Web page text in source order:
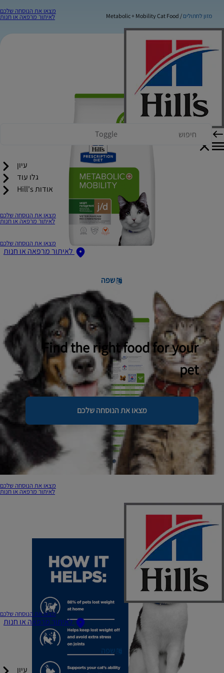
מצאו את הנוסחה שלכם
לאיתור מרפאה או חנות
Toggle
עיון
גלו עוד
אודות Hill's
מצאו את הנוסחה שלכם
לאיתור מרפאה או חנות
מצאו את הנוסחה שלכם
לאיתור מרפאה או חנות
שפה
Find the right food for your
pet
מצאו את הנוסחה שלכם
מצאו את הנוסחה שלכם
לאיתור מרפאה או חנות
מצאו את הנוסחה שלכם
לאיתור מרפאה או חנות
שפה
עיון
מזון לחתולים Metabolic + Mobility Cat Food